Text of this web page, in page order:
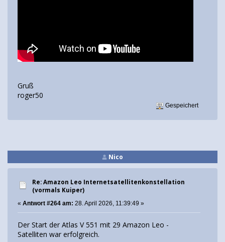
Gruß
roger50
Gespeichert
Nico
Re: Amazon Leo Internetsatellitenkonstellation
(vormals Kuiper)
« Antwort #264 am: 28. April 2026, 11:39:49 »
Der Start der Atlas V 551 mit 29 Amazon Leo -
Satelliten war erfolgreich.